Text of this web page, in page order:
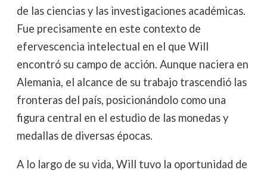
de las ciencias y las investigaciones académicas.
Fue precisamente en este contexto de
efervescencia intelectual en el que Will
encontró su campo de acción. Aunque naciera en
Alemania, el alcance de su trabajo trascendió las
fronteras del país, posicionándolo como una
figura central en el estudio de las monedas y
medallas de diversas épocas.
A lo largo de su vida, Will tuvo la oportunidad de